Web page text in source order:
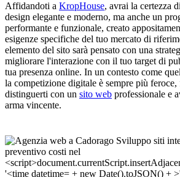
Affidandoti a KropHouse, avrai la certezza
design elegante e moderno, ma anche un
performante e funzionale, creato
esigenze specifiche del tuo mercato di
elemento del sito sarà pensato con una
migliorare l'interazione con il tuo target di
tua presenza online. In un contesto come
la competizione digitale è sempre più feroce,
distinguerti con un sito web professionale e
arma vincente.